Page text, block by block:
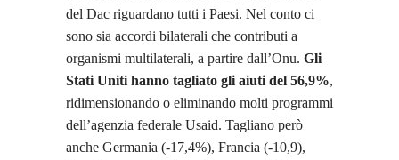
del Dac riguardano tutti i Paesi. Nel conto ci
sono sia accordi bilaterali che contributi a
organismi multilaterali, a partire dall’Onu. Gli
Stati Uniti hanno tagliato gli aiuti del 56,9%,
ridimensionando o eliminando molti programmi
dell’agenzia federale Usaid. Tagliano però
anche Germania (-17,4%), Francia (-10,9),